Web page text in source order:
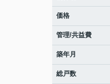
価格
管理/共益費
築年月
総戸数